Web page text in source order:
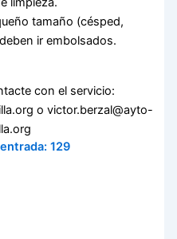
tamaño (césped,
ir embolsados.
con el servicio:
o victor.berzal@ayto-
129